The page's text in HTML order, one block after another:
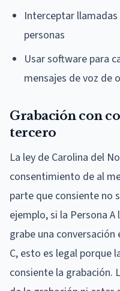
Interceptar
personas
Usar software para
mensajes de voz de
Grabación con
tercero
La ley de Carolina del
consentimiento de al
parte que consiente no
ejemplo, si la Persona
grabe una
C, esto es legal porque
consiente la grabación.